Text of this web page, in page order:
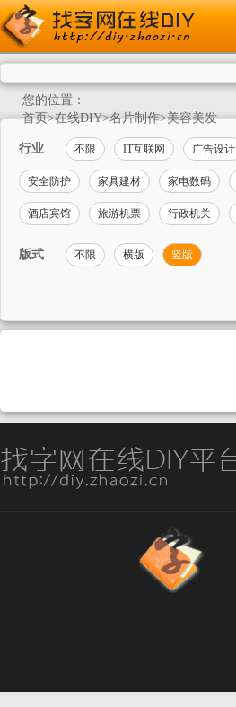
您的位置：
首页>在线DIY>名片制作>美容美发
行业 不限 IT互联网 广告设计
安全防护 家具建材 家电数码
酒店宾馆 旅游机票 行政机关
版式 不限 横版 竖版